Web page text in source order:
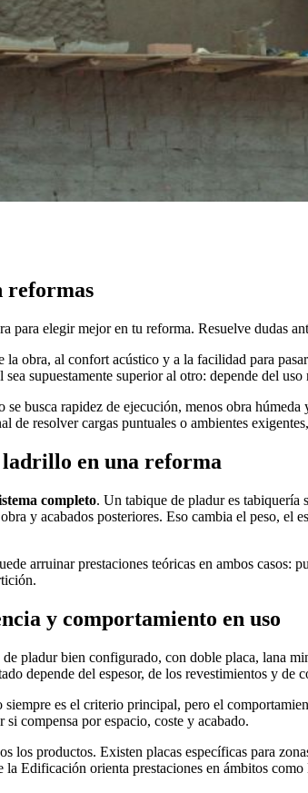
reformas
para elegir mejor en tu reforma. Resuelve dudas
obra, al confort acústico y a la facilidad para
supuestamente superior al otro: depende del
busca rapidez de ejecución, menos obra
resolver cargas puntuales o ambientes
en una reforma
completo. Un tabique de pladur es tabiquería
y acabados posteriores. Eso cambia el peso,
arruinar prestaciones teóricas en ambos casos:
y comportamiento en uso
pladur bien configurado, con doble placa, lana
depende del espesor, de los revestimientos y de
es el criterio principal, pero el
compensa por espacio, coste y acabado.
los productos. Existen placas específicas para
Edificación orienta prestaciones en ámbitos